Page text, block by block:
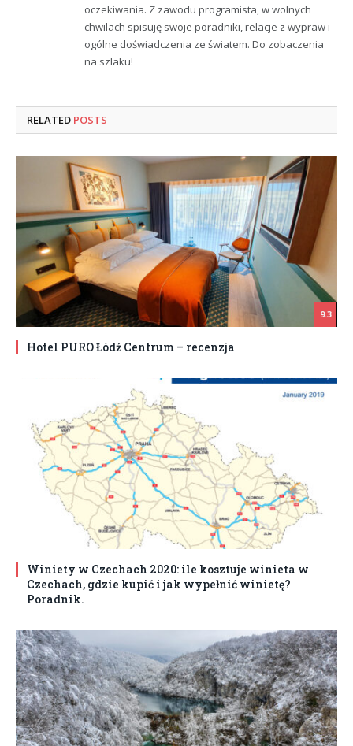
oczekiwania. Z zawodu programista, w wolnych
chwilach spisuję swoje poradniki, relacje z wypraw i
ogólne doświadczenia ze światem. Do zobaczenia
na szlaku!
RELATED POSTS
9.3
Hotel PURO Łódź Centrum – recenzja
Winiety w Czechach 2020: ile kosztuje winieta w
Czechach, gdzie kupić i jak wypełnić winietę?
Poradnik.